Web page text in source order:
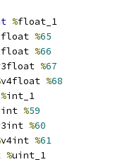
%float_1
%65
%66
%67
v4float %68
%int_1
%59
%60
v4int %61
%uint_1